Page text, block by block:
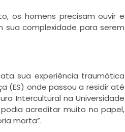
os homens precisam ouvir e
sua complexidade para serem
sua experiência traumática
(ES) onde passou a residir até
Intercultural na Universidade
acreditar muito no papel,
morta”.